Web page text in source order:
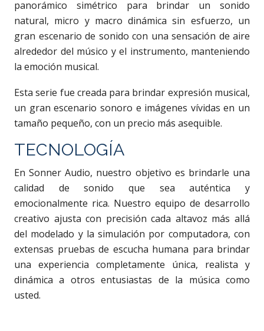
panorámico simétrico para brindar un sonido
natural, micro y macro dinámica sin esfuerzo, un
gran escenario de sonido con una sensación de aire
alrededor del músico y el instrumento, manteniendo
la emoción musical.
Esta serie fue creada para brindar expresión musical,
un gran escenario sonoro e imágenes vívidas en un
tamaño pequeño, con un precio más asequible.
TECNOLOGÍA
En Sonner Audio, nuestro objetivo es brindarle una
calidad de sonido que sea auténtica y
emocionalmente rica. Nuestro equipo de desarrollo
creativo ajusta con precisión cada altavoz más allá
del modelado y la simulación por computadora, con
extensas pruebas de escucha humana para brindar
una experiencia completamente única, realista y
dinámica a otros entusiastas de la música como
usted.